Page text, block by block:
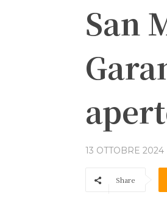
San
13 OTTOBRE 2024
Share